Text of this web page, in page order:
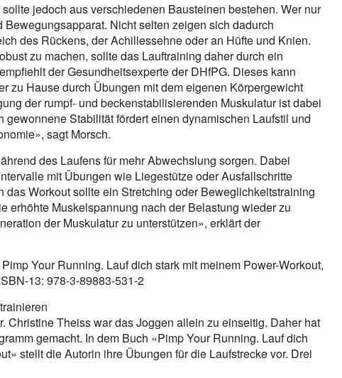
jedoch aus verschiedenen Bausteinen bestehen. Wer nur
Bewegungsapparat. Nicht selten zeigen sich dadurch
des Rückens, der Achillessehne oder an Hüfte und Knien.
zu machen, sollte das Lauftraining daher durch ein
der Gesundheitsexperte der DHfPG. Dieses kann
zu Hause durch Übungen mit dem eigenen Körpergewicht
der rumpf- und beckenstabilisierenden Muskulatur ist dabei
gewonnene Stabilität fördert einen dynamischen Laufstil und
sagt Morsch.
des Laufens für mehr Abwechslung sorgen. Dabei
mit Übungen wie Liegestütze oder Ausfallschritte
das Workout sollte ein Stretching oder Beweglichkeitstraining
erhöhte Muskelspannung nach der Belastung wieder zu
der Muskulatur zu unterstützen», erklärt der
Your Running. Lauf dich stark mit meinem Power-Workout,
13: 978-3-89883-531-2
Christine Theiss war das Joggen allein zu einseitig. Daher hat
gemacht. In dem Buch «Pimp Your Running. Lauf dich
stellt die Autorin ihre Übungen für die Laufstrecke vor. Drei